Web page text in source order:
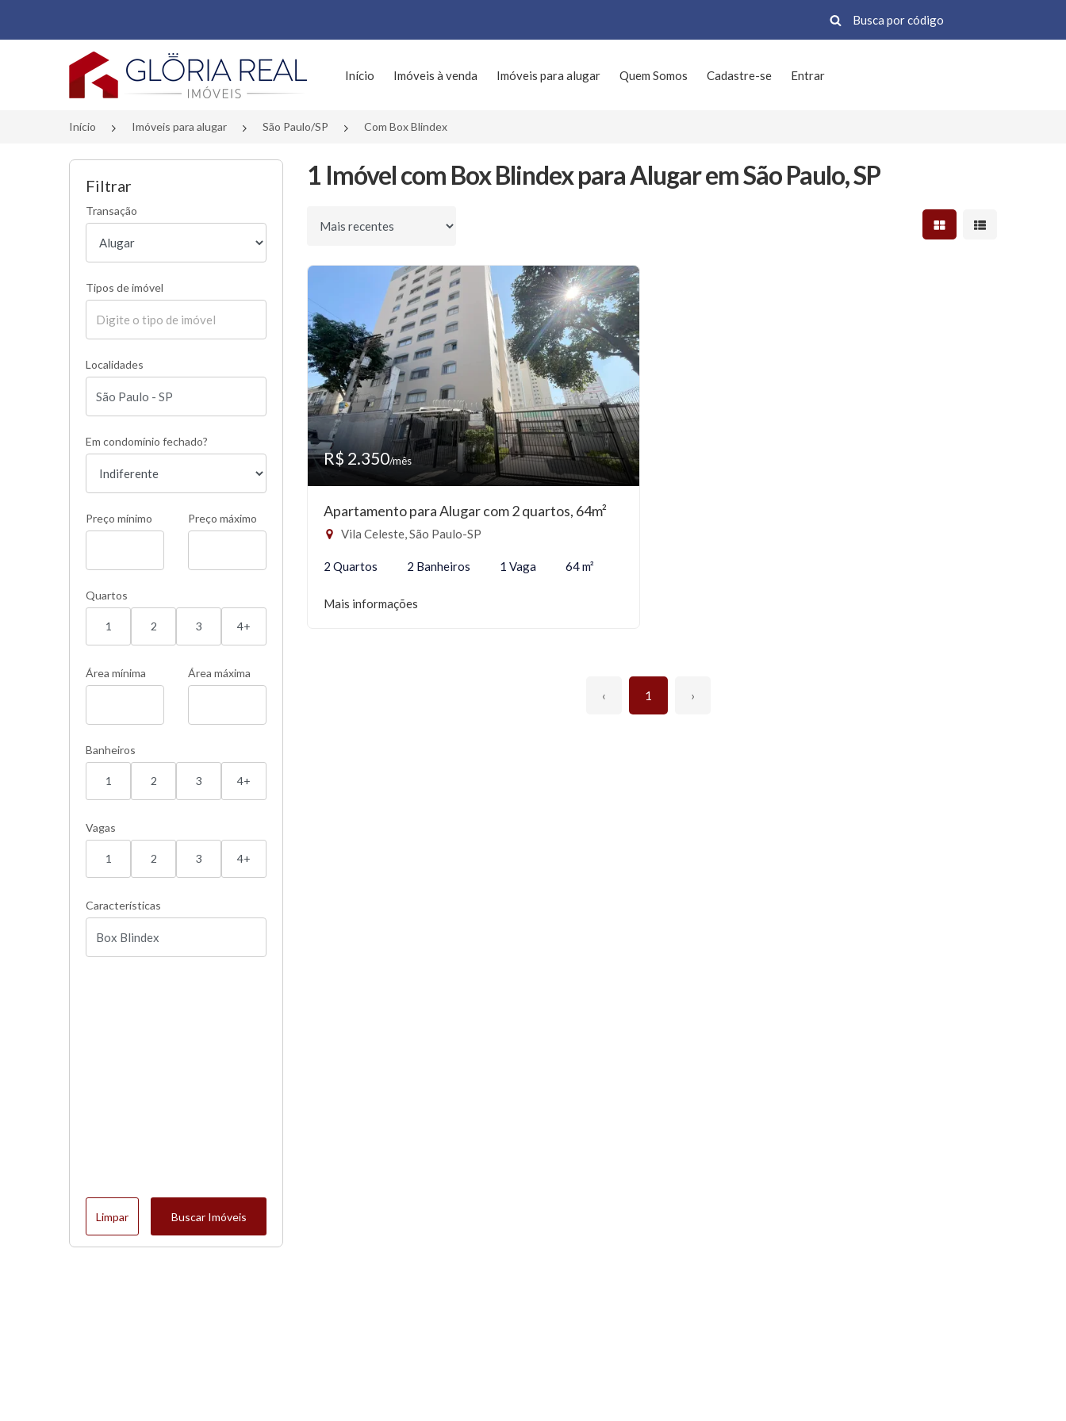
Página inicial
Início Imóveis à venda Imóveis para alugar Quem Somos Cadastre-se Entrar
Início Imóveis para alugar São Paulo/SP Com Box Blindex
Filtrar
Transação
Tipos de imóvel
Localidades
Em condomínio fechado?
Preço mínimo Preço máximo
Quartos
1 2 3 4+
Área mínima Área máxima
Banheiros
1 2 3 4+
Vagas
1 2 3 4+
Características
Limpar Buscar Imóveis
1 Imóvel com Box Blindex para Alugar em São Paulo, SP
Ordenar por Mostrar resultados em
Mostrar
R$ 2.350/mês
Apartamento para Alugar com 2 quartos, 64m²
Vila Celeste, São Paulo-SP
2 Quartos 2 Banheiros 1 Vaga 64 m²
Mais informações
‹ 1 ›